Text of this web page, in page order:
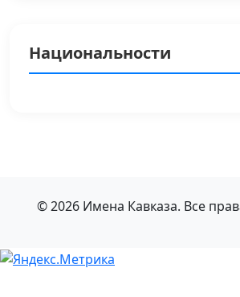
Национальности
© 2026 Имена Кавказа. Все